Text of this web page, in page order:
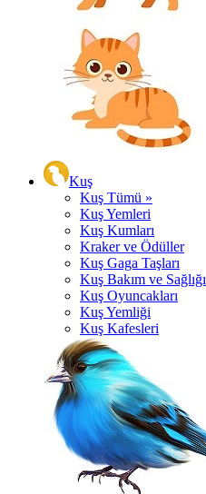
Kuş
Kuş Tümü »
Kuş Yemleri
Kuş Kumları
Kraker ve Ödüller
Kuş Gaga Taşları
Kuş Bakım ve Sağlığı
Kuş Oyuncakları
Kuş Yemliği
Kuş Kafesleri